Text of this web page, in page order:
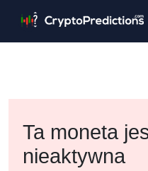
Ta moneta
nieaktywna